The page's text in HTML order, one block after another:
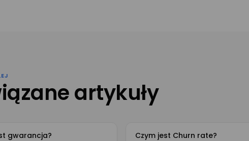
artykuły
gwarancja? Czym jest Churn rate?